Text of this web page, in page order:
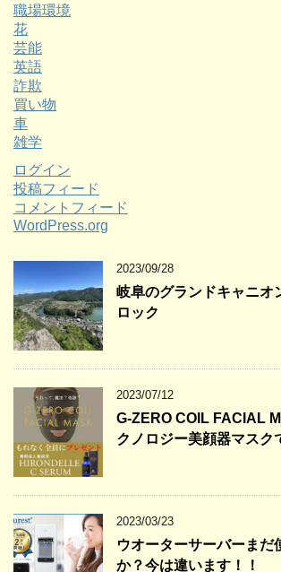
職場環境
花
芸能
英語
詐欺
買い物
車
雑学
ログイン
投稿フィード
コメントフィード
WordPress.org
2023/09/28
岐阜のグランドキャニオ
ロック
2023/07/12
G-ZERO COIL FACIAL
クノロジー美顔器マスク
2023/03/23
ウオーターサーバーまだ
か？今は違います！！